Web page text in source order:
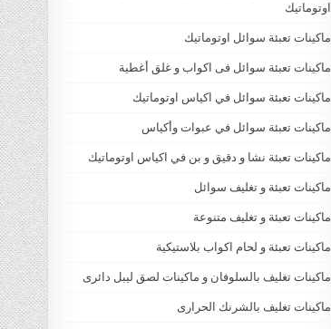
اوتوماتيك
ماكينات تعبئة سوائل اوتوماتيك
ماكينات تعبئة سوائل فى اكواب و غلق أغطية
ماكينات تعبئة سوائل في اكياس اوتوماتيك
ماكينات تعبئة سوائل في عبوات وأكياس
ماكينات تعبئة نشا و دقيق و بن في اكياس اوتوماتيك
ماكينات تعبئة و تغليف سوائل
ماكينات تعبئة و تغليف متنوعة
ماكينات تعبئة و لحام اكواب بلاستيكية
ماكينات تغليف بالسلوفان و ماكينات لصق ليبل دائرى
ماكينات تغليف بالشرنك الحرارى